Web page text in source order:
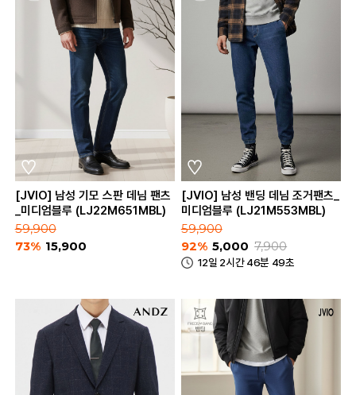
[JVIO] 남성 기모 스판 데님 팬츠
_미디엄블루 (LJ22M651MBL)
59,900
73% 15,900
[JVIO] 남성 밴딩 데님 조거팬츠_
미디엄블루 (LJ21M553MBL)
59,900
92% 5,000 7,900
12일 2시간 46분 49초